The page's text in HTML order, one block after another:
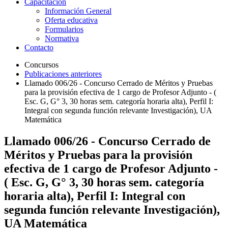
Información General
Oferta educativa
Formularios
Normativa
Contacto
Concursos
Publicaciones anteriores
Llamado 006/26 - Concurso Cerrado de Méritos y Pruebas
para la provisión efectiva de 1 cargo de Profesor Adjunto - (
Esc. G, G° 3, 30 horas sem. categoría horaria alta), Perfil I:
Integral con segunda función relevante Investigación), UA
Matemática
Llamado 006/26 - Concurso Cerrado de
Méritos y Pruebas para la provisión
efectiva de 1 cargo de Profesor Adjunto -
( Esc. G, G° 3, 30 horas sem. categoría
horaria alta), Perfil I: Integral con
segunda función relevante Investigación),
UA Matemática